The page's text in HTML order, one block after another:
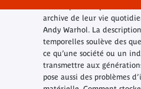
archive de leur vie
Andy Warhol. La
temporelles soulève des
ce qu’une société ou un
transmettre aux
pose aussi des problèmes